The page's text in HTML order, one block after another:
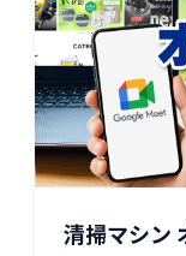
清掃マシン